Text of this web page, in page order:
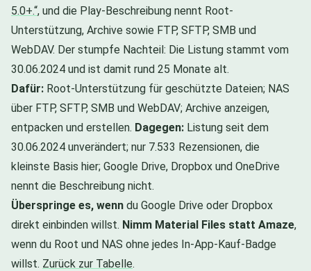
5.0+.“, und die Play-Beschreibung nennt Root-
Unterstützung, Archive sowie FTP, SFTP, SMB und
WebDAV. Der stumpfe Nachteil: Die Listung stammt vom
30.06.2024 und ist damit rund 25 Monate alt.
Dafür: Root-Unterstützung für geschützte Dateien; NAS
über FTP, SFTP, SMB und WebDAV; Archive anzeigen,
entpacken und erstellen. Dagegen: Listung seit dem
30.06.2024 unverändert; nur 7.533 Rezensionen, die
kleinste Basis hier; Google Drive, Dropbox und OneDrive
nennt die Beschreibung nicht.
Überspringe es, wenn du Google Drive oder Dropbox
direkt einbinden willst. Nimm Material Files statt Amaze,
wenn du Root und NAS ohne jedes In-App-Kauf-Badge
willst. Zurück zur Tabelle.